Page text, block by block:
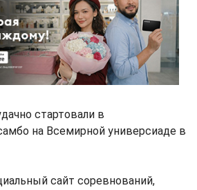
стартовали в
на Всемирной универсиаде в
сайт соревнований,